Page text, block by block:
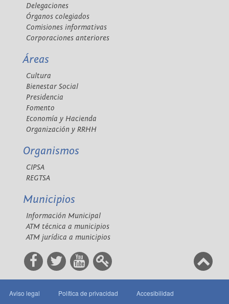
Delegaciones
Órganos colegiados
Comisiones informativas
Corporaciones anteriores
Áreas
Cultura
Bienestar Social
Presidencia
Fomento
Economía y Hacienda
Organización y RRHH
Organismos
CIPSA
REGTSA
Municipios
Información Municipal
ATM técnica a municipios
ATM jurídica a municipios
Aviso legal Política de privacidad Accesibilidad